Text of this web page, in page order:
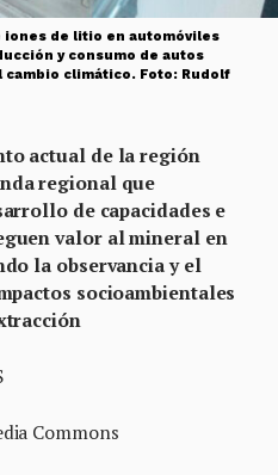
iones de litio en automóviles
y consumo de autos
climático. Foto: Rudolf
actual de la región
regional que
de capacidades e
valor al mineral en
la observancia y el
socioambientales
Commons